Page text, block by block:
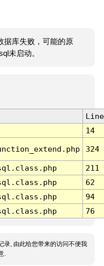
据库失败，可能的原
未启动。
Line
14
324
211
62
94
76
录, 由此给您带来的访问不便我
.